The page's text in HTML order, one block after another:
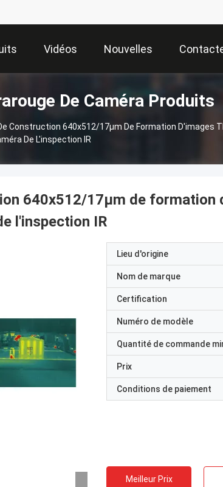
Vidéos Nouvelles
De Caméra Produits
Construction 640x512/17μm De Formation D'images
De L'inspection IR
640x512/17μm de formation
l'inspection IR
Lieu d'origine
Nom de marque
Certification
Numéro de modèle
Quantité de commande
Prix
Conditions de paiement
Meilleur Prix